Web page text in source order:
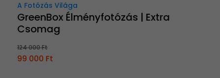
A Fotózás Világa
GreenBox Élményfotózás | Extra
Csomag
124 000 Ft
99 000 Ft